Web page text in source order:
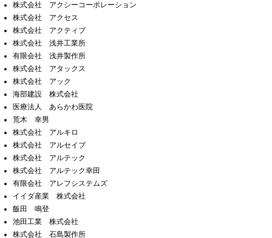
株式会社 アクシーコーポレーション
株式会社 アクセス
株式会社 アクティブ
株式会社 浅井工業所
有限会社 浅井製作所
株式会社 アタックス
株式会社 アック
海部建設 株式会社
医療法人 あらかわ医院
荒木 幸男
株式会社 アルキロ
株式会社 アルセイブ
株式会社 アルテック
株式会社 アルテック幸田
有限会社 アレフシステムズ
イイダ産業 株式会社
飯田 鳴登
池田工業 株式会社
株式会社 石島製作所